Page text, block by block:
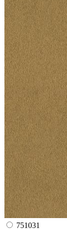
751031